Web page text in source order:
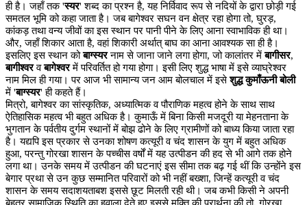
ही है। जहाँ तक 'स्यर' शब्द का प्रश्न है, यह निर्विवाद रूप से नदियों के द्वारा छोड़ी गई
समतल भूमि को कहा जाता है। जब बागेश्वर सघन वन क्षेत्र रहा होगा तो, घुरड़,
कांकड़ तथा वन्य जीवों का इस स्थान पर पानी पीने के लिए आना स्वाभाविक ही था।
और, जहाँ शिकार आता है, वहां शिकारी अर्थात् बाघ का आना आवश्यक सा ही है।
इसलिए इस स्थान कोबाग्स्यरनाम से जाना जाने लगा होगा, जो कालांतर मेंबागीसर,
बागीश्वरवबागेश्वरमें परिवर्तित हो गया होगा। इसी लिए शुद्ध भाषा में इसे व्याघ्रेश्वर
नाम मिल ही गया। पर आज भी सामान्य जन आम बोलचाल में इसेशुद्ध कुमाँऊनी बोली
में 'बाग्स्यर' ही कहते हैं।
मित्रो, बागेश्वर का सांस्कृतिक, अध्यात्मिक व पौराणिक महत्व होने के साथ साथ
ऐतिहासिक महत्व भी बहुत अधिक है। कुमाऊँ में बिना किसी मजदूरी या मेहनताना के
भुगतान के पर्वतीय दुर्गम स्थानों में बोझ ढोने के लिए ग्रामीणों को बाध्य किया जाता रहा
है। यद्यपि इस प्रकार से उनका शोषण कत्यूरी व चंद शासन के युग में बहुत अधिक
हुआ, परन्तु गोरखा शासन के पच्चीस वर्षों में यह उत्पीडन की हद से भी आगे तक होने
लगा था। उनके समय में उत्पीडन की घटनाएं इस सीमा तक बढ़ गई थीं कि उन्होंने इस
बेगार प्रथा से उन कुछ सम्मानित परिवारों को भी नहीं बख्शा, जिन्हें कत्यूरी व चंद
शासन के समय सदाशयताबश इससे छूट मिलती रही थी। जब कभी किसी ने अपनी